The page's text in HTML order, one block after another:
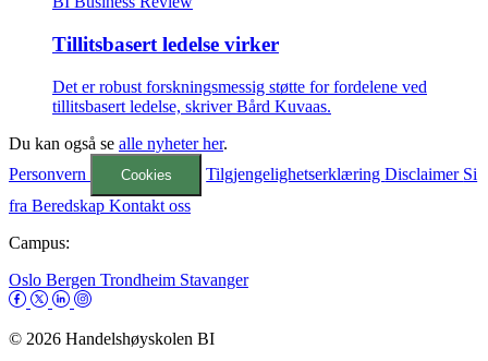
Tillitsbasert ledelse virker
Det er robust forskningsmessig støtte for fordelene ved
tillitsbasert ledelse, skriver Bård Kuvaas.
Du kan også se alle nyheter her.
Personvern
Cookies TilgjengelighetserklæringDisclaimer Si
fra Beredskap Kontakt oss
Campus:
Oslo Bergen Trondheim Stavanger
© 2026 Handelshøyskolen BI